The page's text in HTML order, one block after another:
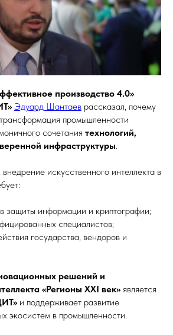
производство 4.0»
Эдуард Шантаев рассказал, почему
промышленности
сочетания технологий,
инфраструктуры
искусственного интеллекта в
защиты информации и криптографии;
специалистов;
государства, вендоров и
решений и
«Регионы XXI век» является
и поддерживает развитие
экосистем в промышленности.